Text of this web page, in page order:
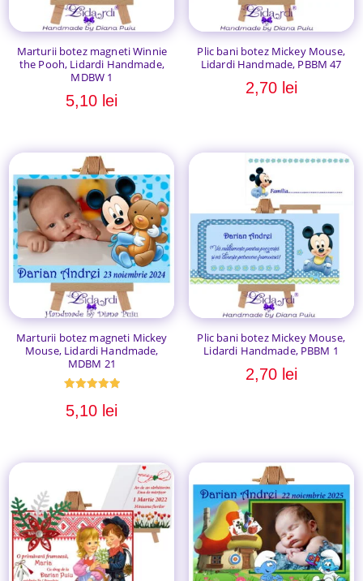
Marturii botez magneti Winnie
the Pooh, Lidardi Handmade,
MDBW 1
5,10 lei
Plic bani botez Mickey Mouse,
Lidardi Handmade, PBBM 47
2,70 lei
Marturii botez magneti Mickey
Mouse, Lidardi Handmade,
MDBM 21
5.00
din 5
5,10 lei
Plic bani botez Mickey Mouse,
Lidardi Handmade, PBBM 1
2,70 lei